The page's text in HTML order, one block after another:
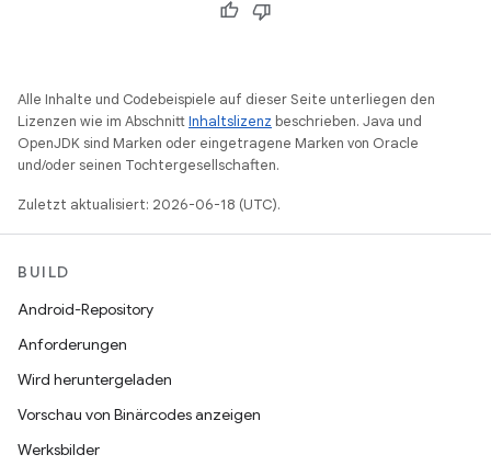
Alle Inhalte und Codebeispiele auf dieser Seite unterliegen den
Lizenzen wie im AbschnittInhaltslizenz beschrieben. Java und
OpenJDK sind Marken oder eingetragene Marken von Oracle
und/oder seinen Tochtergesellschaften.
Zuletzt aktualisiert: 2026-06-18 (UTC).
BUILD
Android-Repository
Anforderungen
Wird heruntergeladen
Vorschau von Binärcodes anzeigen
Werksbilder